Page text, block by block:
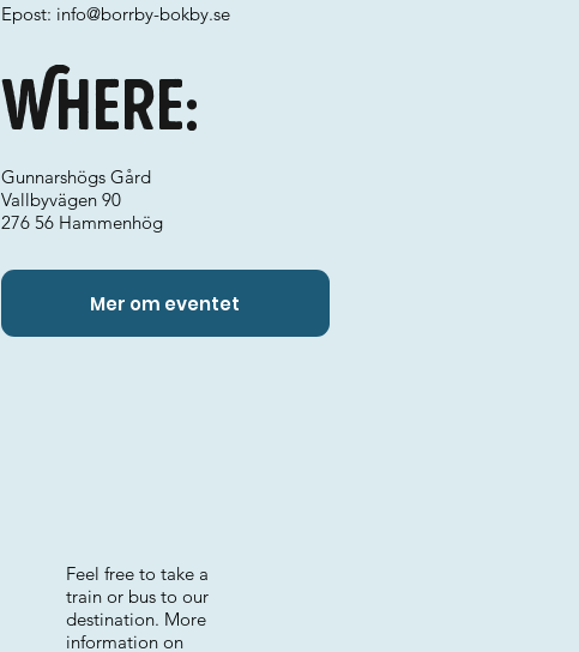
Where:
Epost: info@borrby-bokby.se
Gunnarshögs Gård
Vallbyvägen 90
276 56 Hammenhög
Mer om eventet
Feel free to take a
train or bus to our
destination. More
information on